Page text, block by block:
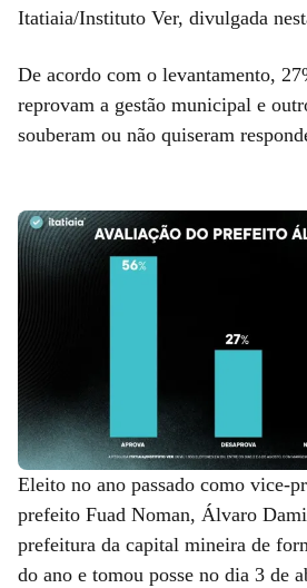
Itatiaia/Instituto Ver, divulgada
De acordo com o levantamento,
reprovam a gestão municipal e
souberam ou não quiseram
Eleito no ano passado como vice-
prefeito Fuad Noman, Álvaro
prefeitura da capital mineira de
do ano e tomou posse no dia 3 de